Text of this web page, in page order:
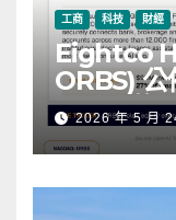
工商 科技 財經
Eightco
ORBS) 公
元，涵蓋
幣 (ETH)
幣
2026 年 5 月